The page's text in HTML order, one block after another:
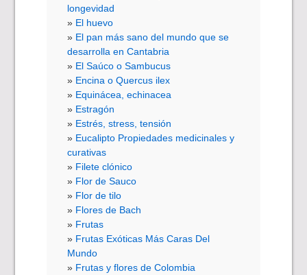
longevidad
El huevo
El pan más sano del mundo que se
desarrolla en Cantabria
El Saúco o Sambucus
Encina o Quercus ilex
Equinácea, echinacea
Estragón
Estrés, stress, tensión
Eucalipto Propiedades medicinales y
curativas
Filete clónico
Flor de Sauco
Flor de tilo
Flores de Bach
Frutas
Frutas Exóticas Más Caras Del
Mundo
Frutas y flores de Colombia